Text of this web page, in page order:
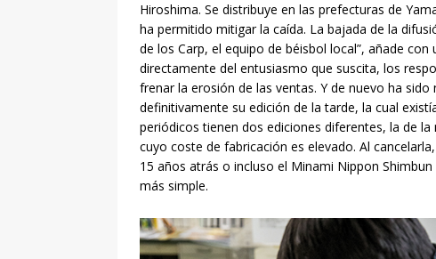
Hiroshima. Se distribuye en las prefecturas de
ha permitido mitigar la caída. La bajada de la
de los Carp, el equipo de béisbol local”, añade
directamente del entusiasmo que suscita, los
frenar la erosión de las ventas. Y de nuevo ha
definitivamente su edición de la tarde, la cual
periódicos tienen dos ediciones diferentes, la de
cuyo coste de fabricación es elevado. Al
15 años atrás o incluso el Minami Nippon
más simple.